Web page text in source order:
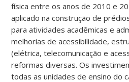
física entre os anos de 2010 e
aplicado na construção de
para atividades acadêmicas e
melhorias de acessibilidade,
(elétrica, telecomunicação e
reformas diversas. Os
todas as unidades de ensino do